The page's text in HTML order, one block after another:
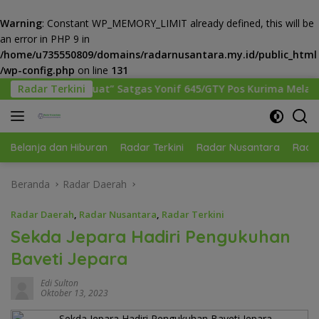
Warning: Constant WP_MEMORY_LIMIT already defined, this will be
an error in PHP 9 in
/home/u735550809/domains/radarnusantara.my.id/public_html
/wp-config.php on line 131
Langsung
ke
konten
Radar Terkini
Yonif 645/GTY Pos Kurima Melaksanakan Pelayanan
Belanja dan Hiburan Radar Terkini Radar Nusantara
Beranda Radar Daerah
Radar Daerah, Radar Nusantara, Radar Terkini
Sekda Jepara Hadiri Pengukuhan
Baveti Jepara
Edi Sulton
Oktober 13, 2023